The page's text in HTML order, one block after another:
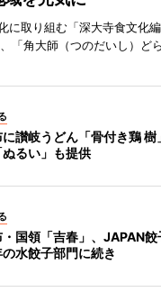
に取り組む「深大寺食文化
「角大師（つのだいし）ど
に讃岐うどん「骨付き鶏
るい」も提供
・国領「吉春」、JAPAN
水餃子部門に続き